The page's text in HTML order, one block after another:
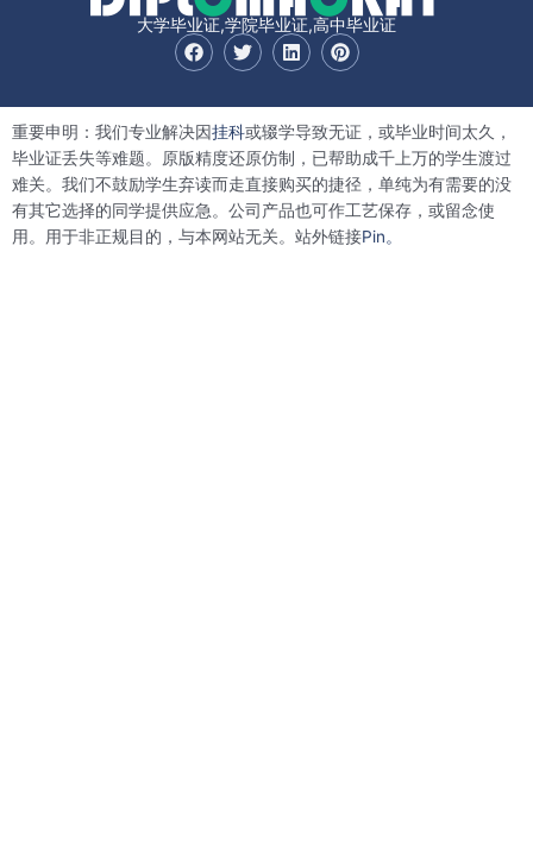
大学毕业证,学院毕业证,高中毕业证
F
a
o
o
k
T
w
t
e
r
L
i
d
i
n
P
i
r
e
s
t
重要申明：我们专业解决因挂科或辍学导致无证，或毕业时间太久，
毕业证丢失等难题。原版精度还原仿制，已帮助成千上万的学生渡过
难关。我们不鼓励学生弃读而走直接购买的捷径，单纯为有需要的没
有其它选择的同学提供应急。公司产品也可作工艺保存，或留念使
用。用于非正规目的，与本网站无关。站外链接Pin。